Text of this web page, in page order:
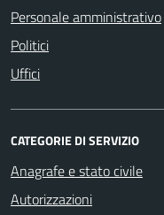
Personale amministrativo
Politici
Uffici
CATEGORIE DI SERVIZIO
Anagrafe e stato civile
Autorizzazioni